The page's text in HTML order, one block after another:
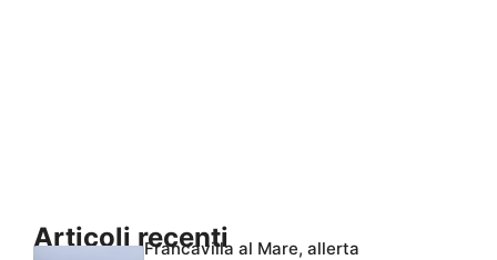
Articoli recentiFrancavilla al Mare, allerta